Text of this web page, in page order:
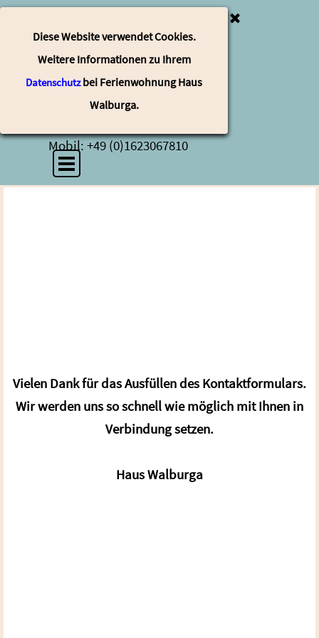
Diese Website verwendet Cookies.
Weitere Informationen zu Ihrem
Datenschutzbei Ferienwohnung Haus
Walburga.
Direkt zum Seiteninhalt
Haus Waburga
Familie Pauls/Weber
Weiherbachstrasse 22
54649 Waxweiler Eifel
Menü überspringen
Mobil: +49 (0)1623067810
Vielen Dank für das Ausfüllen des Kontaktformulars.
Wir werden uns so schnell wie möglich mit Ihnen in
Verbindung setzen.
Haus Walburga